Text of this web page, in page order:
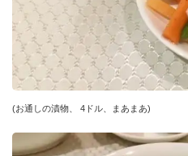
(お通しの漬物、 4ドル、まあまあ)